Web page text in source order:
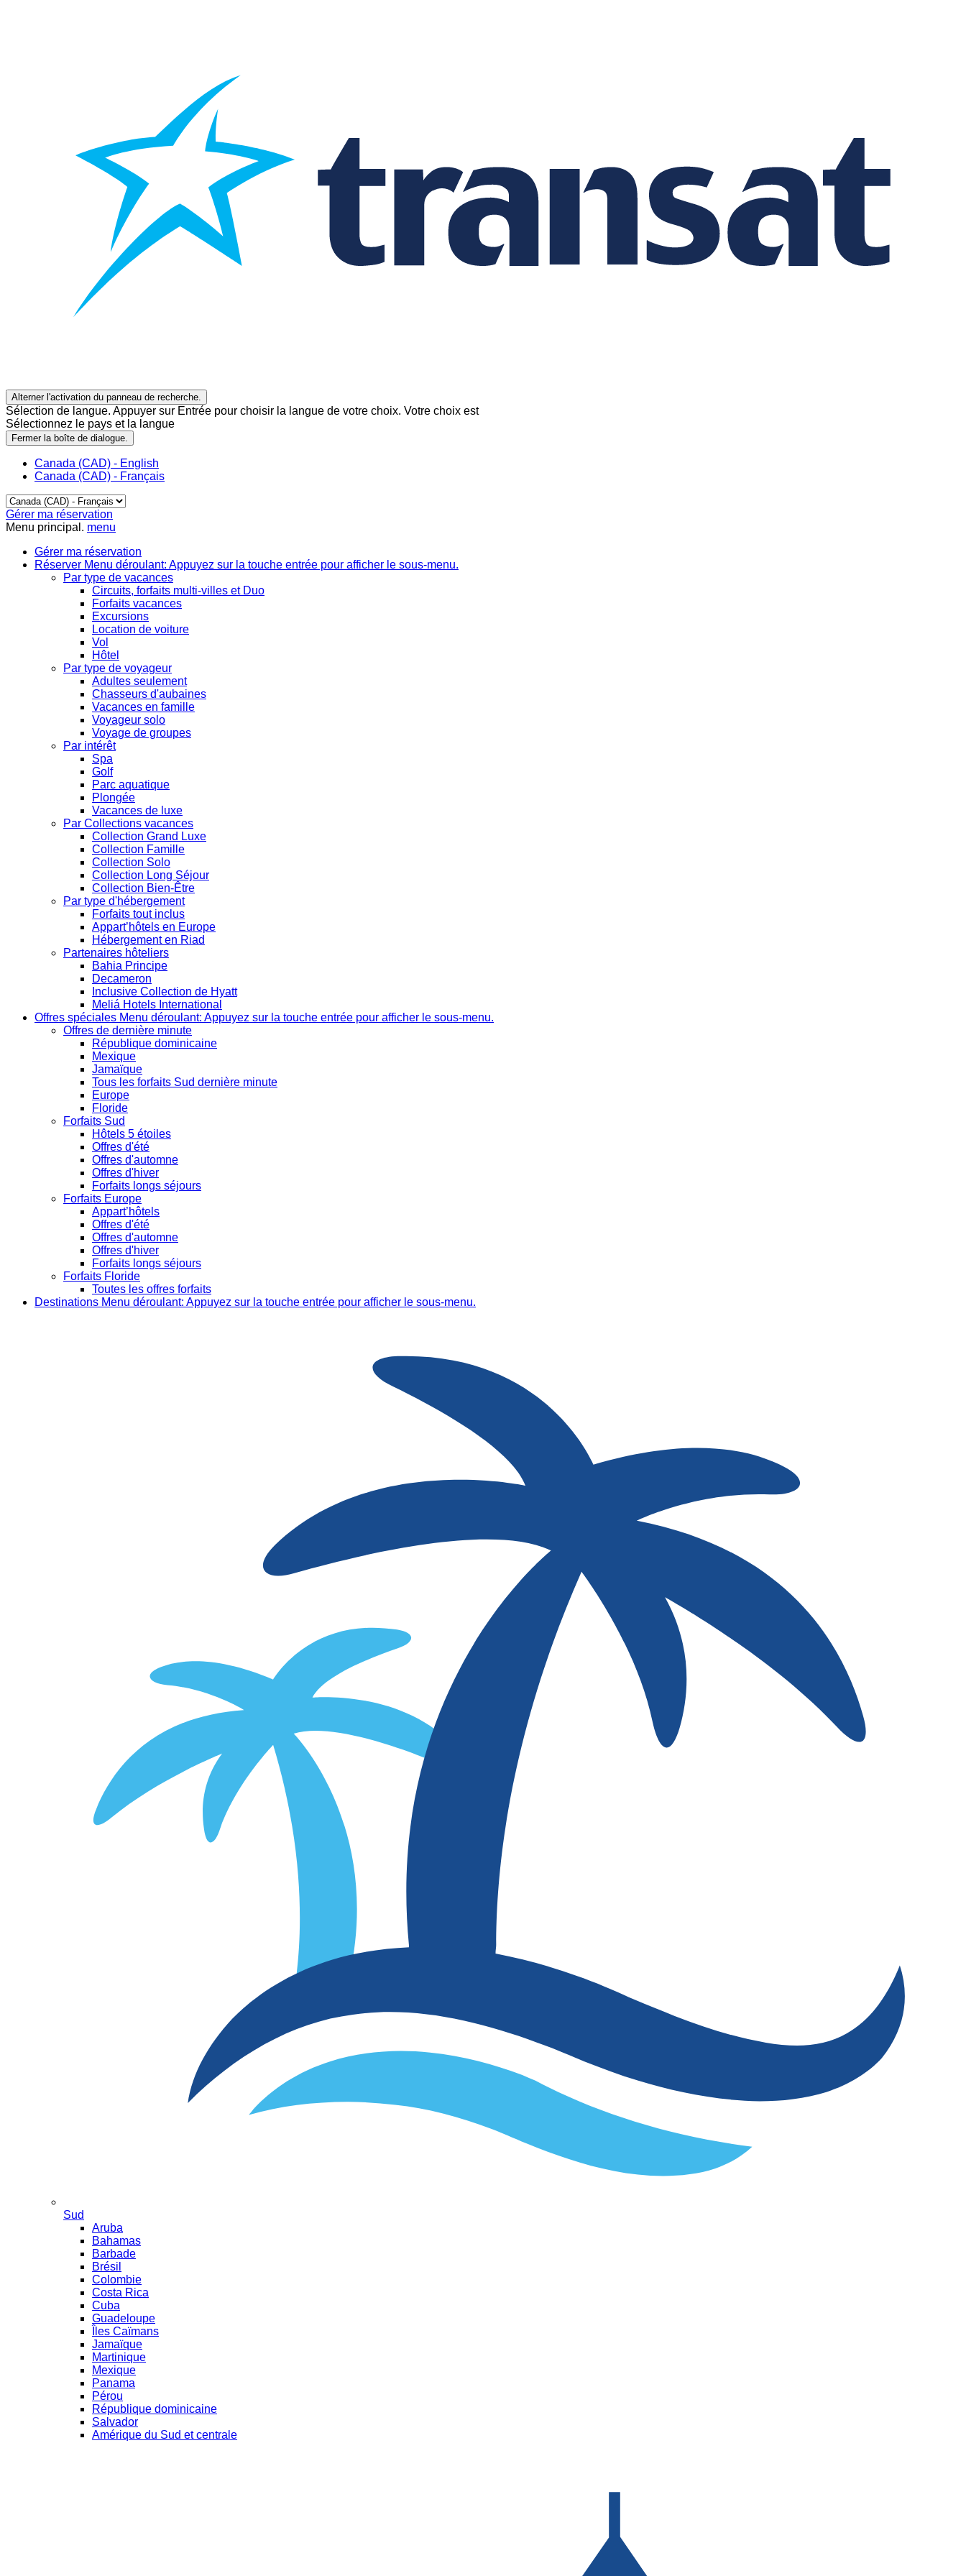
Alterner l'activation du panneau de recherche.
Sélection de langue. Appuyer sur Entrée pour choisir la langue de votre choix. Votre choix est
Sélectionnez le pays et la langue
Fermer la boîte de dialogue.
Canada (CAD) - English
Canada (CAD) - Français
Gérer ma réservation
Menu principal. menu
Gérer ma réservation
Réserver Menu déroulant: Appuyez sur la touche entrée pour afficher le sous-menu.
Par type de vacances
Circuits, forfaits multi-villes et Duo
Forfaits vacances
Excursions
Location de voiture
Vol
Hôtel
Par type de voyageur
Adultes seulement
Chasseurs d'aubaines
Vacances en famille
Voyageur solo
Voyage de groupes
Par intérêt
Spa
Golf
Parc aquatique
Plongée
Vacances de luxe
Par Collections vacances
Collection Grand Luxe
Collection Famille
Collection Solo
Collection Long Séjour
Collection Bien-Être
Par type d'hébergement
Forfaits tout inclus
Appart’hôtels en Europe
Hébergement en Riad
Partenaires hôteliers
Bahia Principe
Decameron
Inclusive Collection de Hyatt
Meliá Hotels International
Offres spéciales Menu déroulant: Appuyez sur la touche entrée pour afficher le sous-menu.
Offres de dernière minute
République dominicaine
Mexique
Jamaïque
Tous les forfaits Sud dernière minute
Europe
Floride
Forfaits Sud
Hôtels 5 étoiles
Offres d'été
Offres d'automne
Offres d'hiver
Forfaits longs séjours
Forfaits Europe
Appart’hôtels
Offres d'été
Offres d'automne
Offres d'hiver
Forfaits longs séjours
Forfaits Floride
Toutes les offres forfaits
Destinations Menu déroulant: Appuyez sur la touche entrée pour afficher le sous-menu.
Sud
Aruba
Bahamas
Barbade
Brésil
Colombie
Costa Rica
Cuba
Guadeloupe
Îles Caïmans
Jamaïque
Martinique
Mexique
Panama
Pérou
République dominicaine
Salvador
Amérique du Sud et centrale